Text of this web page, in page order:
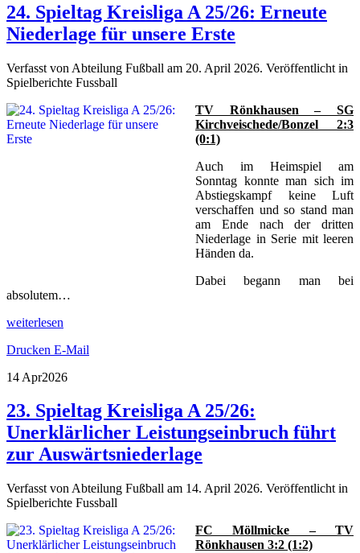
24. Spieltag Kreisliga A 25/26: Erneute
Niederlage für unsere Erste
Verfasst von Abteilung Fußball am 20. April 2026. Veröffentlicht in
Spielberichte Fussball
TV Rönkhausen – SG
Kirchveischede/Bonzel 2:3
(0:1)
Auch im Heimspiel am
Sonntag konnte man sich im
Abstiegskampf keine Luft
verschaffen und so stand man
am Ende nach der dritten
Niederlage in Serie mit leeren
Händen da.
Dabei begann man bei
absolutem…
weiterlesen
Drucken E-Mail
14 Apr2026
23. Spieltag Kreisliga A 25/26:
Unerklärlicher Leistungseinbruch führt
zur Auswärtsniederlage
Verfasst von Abteilung Fußball am 14. April 2026. Veröffentlicht in
Spielberichte Fussball
FC Möllmicke – TV
Rönkhausen 3:2 (1:2)